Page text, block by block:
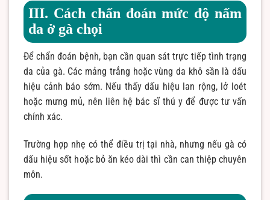
III. Cách chẩn đoán mức độ nấm
da ở gà chọi
Để chẩn đoán bệnh, bạn cần quan sát trực tiếp tình trạng
da của gà. Các mảng trắng hoặc vùng da khô sần là dấu
hiệu cảnh báo sớm. Nếu thấy dấu hiệu lan rộng, lở loét
hoặc mưng mủ, nên liên hệ bác sĩ thú y để được tư vấn
chính xác.
Trường hợp nhẹ có thể điều trị tại nhà, nhưng nếu gà có
dấu hiệu sốt hoặc bỏ ăn kéo dài thì cần can thiệp chuyên
môn.